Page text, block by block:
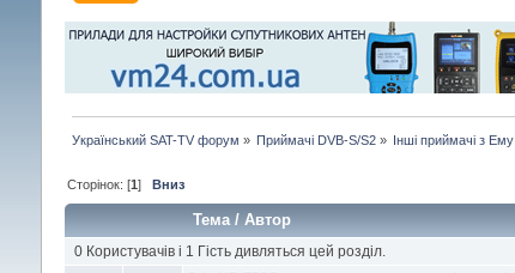
Український SAT-TV форум » Приймачі DVB-S/S2 » Інші приймачі з Ему
Сторінок: [1] Вниз
Тема/ Автор
0 Користувачів і 1 Гість дивляться цей розділ.